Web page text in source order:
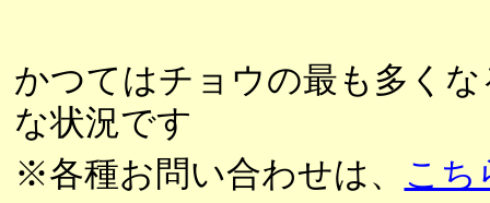
かつてはチョウの最も多く
な状況です
※各種お問い合わせは、 こち